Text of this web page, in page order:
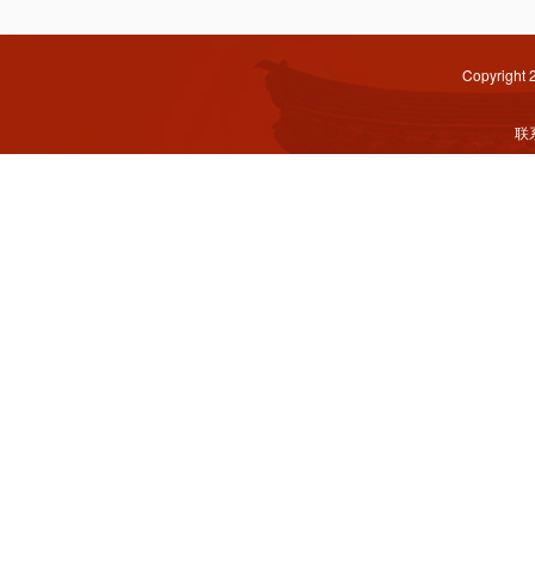
Copyright
联